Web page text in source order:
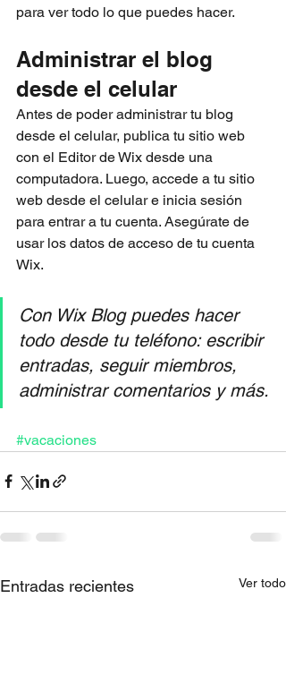
para ver todo lo que puedes hacer.
Administrar el blog
desde el celular
Antes de poder administrar tu blog
desde el celular, publica tu sitio web
con el Editor de Wix desde una
computadora. Luego, accede a tu sitio
web desde el celular e inicia sesión
para entrar a tu cuenta. Asegúrate de
usar los datos de acceso de tu cuenta
Wix.
Con Wix Blog puedes hacer
todo desde tu teléfono: escribir
entradas, seguir miembros,
administrar comentarios y más.
#vacaciones
Entradas recientes Ver todo